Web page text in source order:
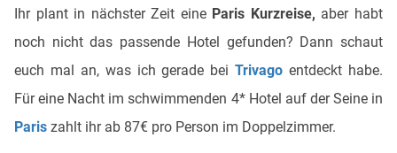
Ihr plant in nächster Zeit eine Paris Kurzreise, aber habt
noch nicht das passende Hotel gefunden? Dann schaut
euch mal an, was ich gerade beiTrivago entdeckt habe.
Für eine Nacht im schwimmenden 4* Hotel auf der Seine in
Paris zahlt ihr ab 87€ pro Person im Doppelzimmer.